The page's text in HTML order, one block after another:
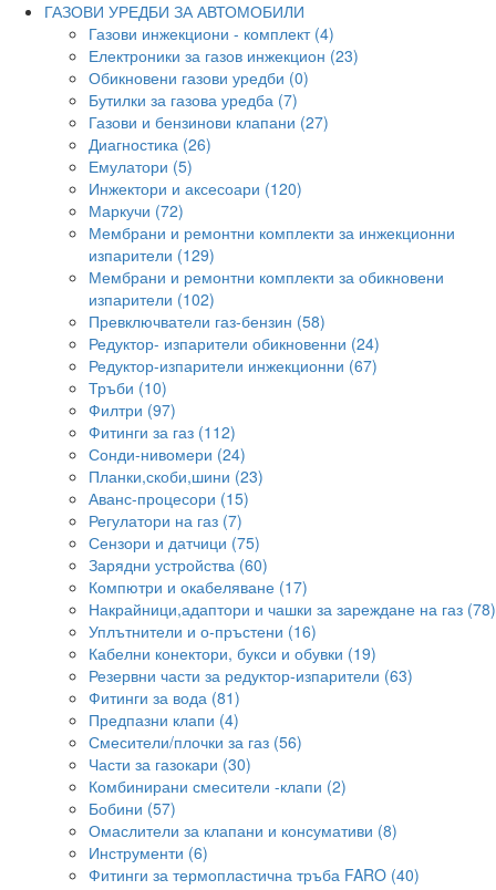
ГАЗОВИ УРЕДБИ ЗА АВТОМОБИЛИ
Газови инжекциони - комплект (4)
Електроники за газов инжекцион (23)
Обикновени газови уредби (0)
Бутилки за газова уредба (7)
Газови и бензинови клапани (27)
Диагностика (26)
Емулатори (5)
Инжектори и аксесоари (120)
Маркучи (72)
Мембрани и ремонтни комплекти за инжекционни
изпарители (129)
Мембрани и ремонтни комплекти за обикновени
изпарители (102)
Превключватели газ-бензин (58)
Редуктор- изпарители обикновенни (24)
Редуктор-изпарители инжекционни (67)
Тръби (10)
Филтри (97)
Фитинги за газ (112)
Сонди-нивомери (24)
Планки,скоби,шини (23)
Аванс-процесори (15)
Регулатори на газ (7)
Сензори и датчици (75)
Зарядни устройства (60)
Компютри и окабеляване (17)
Накрайници,адаптори и чашки за зареждане на газ (78)
Уплътнители и о-пръстени (16)
Кабелни конектори, букси и обувки (19)
Резервни части за редуктор-изпарители (63)
Фитинги за вода (81)
Предпазни клапи (4)
Смесители/плочки за газ (56)
Части за газокари (30)
Комбинирани смесители -клапи (2)
Бобини (57)
Омаслители за клапани и консумативи (8)
Инструменти (6)
Фитинги за термопластична тръба FARO (40)